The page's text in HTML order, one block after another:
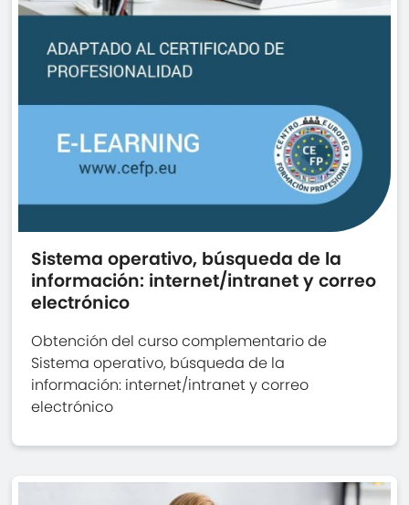
Sistema operativo, búsqueda de la
información: internet/intranet y correo
electrónico
Obtención del curso complementario de
Sistema operativo, búsqueda de la
información: internet/intranet y correo
electrónico